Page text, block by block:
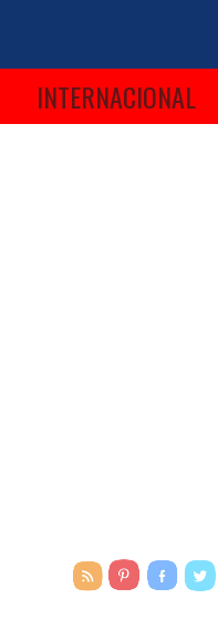
INTERNACIONAL